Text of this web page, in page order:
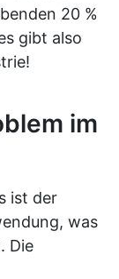
20 %
gibt also
im
ist der
was
Die